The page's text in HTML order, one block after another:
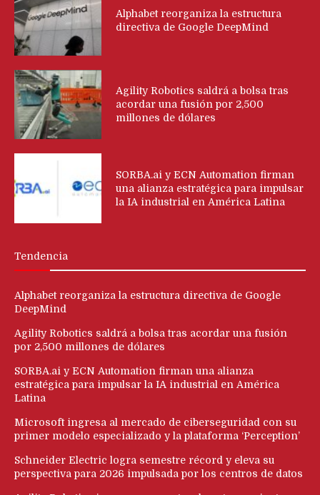
Alphabet reorganiza la estructura
directiva de Google DeepMind
Agility Robotics saldrá a bolsa tras
acordar una fusión por 2,500
millones de dólares
SORBA.ai y ECN Automation firman
una alianza estratégica para impulsar
la IA industrial en América Latina
Tendencia
Alphabet reorganiza la estructura directiva de Google
DeepMind
Agility Robotics saldrá a bolsa tras acordar una fusión
por 2,500 millones de dólares
SORBA.ai y ECN Automation firman una alianza
estratégica para impulsar la IA industrial en América
Latina
Microsoft ingresa al mercado de ciberseguridad con su
primer modelo especializado y la plataforma ‘Perception’
Schneider Electric logra semestre récord y eleva su
perspectiva para 2026 impulsada por los centros de datos